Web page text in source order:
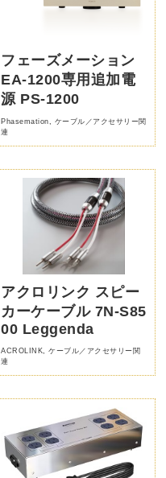
フェーズメーション
EA-1200専用追加電
源 PS-1200
Phasemation, ケーブル／アクセサリー関
連
アクロリンク スピー
カーケーブル 7N-S85
00 Leggenda
ACROLINK, ケーブル／アクセサリー関
連